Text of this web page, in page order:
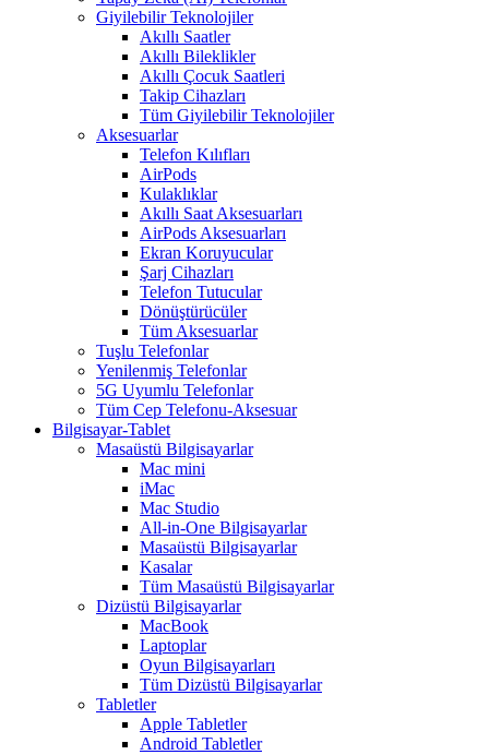
Giyilebilir Teknolojiler
Akıllı Saatler
Akıllı Bileklikler
Akıllı Çocuk Saatleri
Takip Cihazları
Tüm Giyilebilir Teknolojiler
Aksesuarlar
Telefon Kılıfları
AirPods
Kulaklıklar
Akıllı Saat Aksesuarları
AirPods Aksesuarları
Ekran Koruyucular
Şarj Cihazları
Telefon Tutucular
Dönüştürücüler
Tüm Aksesuarlar
Tuşlu Telefonlar
Yenilenmiş Telefonlar
5G Uyumlu Telefonlar
Tüm Cep Telefonu-Aksesuar
Bilgisayar-Tablet
Masaüstü Bilgisayarlar
Mac mini
iMac
Mac Studio
All-in-One Bilgisayarlar
Masaüstü Bilgisayarlar
Kasalar
Tüm Masaüstü Bilgisayarlar
Dizüstü Bilgisayarlar
MacBook
Laptoplar
Oyun Bilgisayarları
Tüm Dizüstü Bilgisayarlar
Tabletler
Apple Tabletler
Android Tabletler